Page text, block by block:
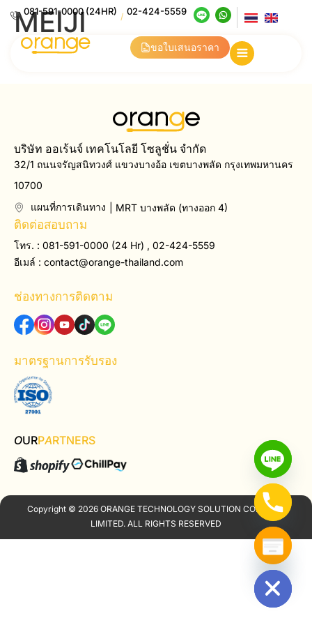
081-591-0000 (24HR) / 02-424-5559
ขอใบเสนอราคา
MEIJI
Pharmaceutical
บริษัท ออเร้นจ์ เทคโนโลยี โซลูชั่น จำกัด
32/1 ถนนจรัญสนิทวงศ์ แขวงบางอ้อ เขตบางพลัด กรุงเทพมหานคร
10700
แผนที่การเดินทาง
| MRT บางพลัด (ทางออก 4)
ติดต่อสอบถาม
โทร. : 081-591-0000 (24 Hr) , 02-424-5559
อีเมล์ : contact@orange-thailand.com
ช่องทางการติดตาม
มาตรฐานการรับรอง
OURPARTNERS
Copyright © 2026 ORANGE TECHNOLOGY SOLUTION COMPANY
LIMITED. ALL RIGHTS RESERVED
Hide chaty